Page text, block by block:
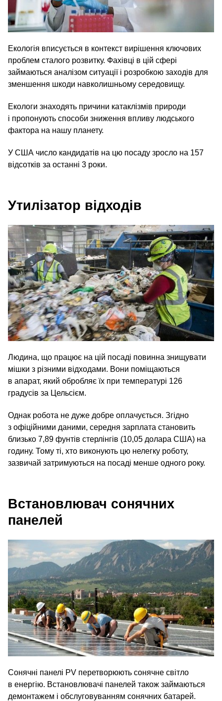
Екологія вписується в контекст вирішення ключових
проблем сталого розвитку. Фахівці в цій сфері
займаються аналізом ситуації і розробкою заходів для
зменшення шкоди навколишньому середовищу.
Екологи знаходять причини катаклізмів природи
і пропонують способи зниження впливу людського
фактора на нашу планету.
У США число кандидатів на цю посаду зросло на 157
відсотків за останні 3 роки.
Утилізатор відходів
Людина, що працює на цій посаді повинна знищувати
мішки з різними відходами. Вони поміщаються
в апарат, який обробляє їх при температурі 126
градусів за Цельсієм.
Однак робота не дуже добре оплачується. Згідно
з офіційними даними, середня зарплата становить
близько 7,89 фунтів стерлінгів (10,05 долара США) на
годину. Тому ті, хто виконують цю нелегку роботу,
зазвичай затримуються на посаді менше одного року.
Встановлювач сонячних
панелей
Сонячні панелі PV перетворюють сонячне світло
в енергію. Встановлювачі панелей також займаються
демонтажем і обслуговуванням сонячних батарей.